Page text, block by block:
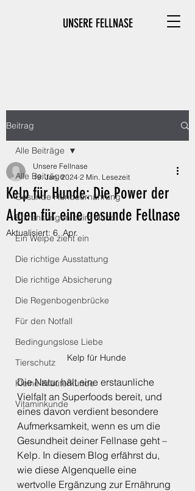
UNSERE FELLNASE
Beitrag
Alle Beiträge
Gesunde Hundeernährung
Erkrankungen beim Hund
Ein Welpe zieht ein
Die richtige Ausstattung
Die richtige Absicherung
Die Regenbogenbrücke
Für den Notfall
Bedingungslose Liebe
Tierschutz
Kleine Kräuterkunde
Vitaminkunde
Alle Beiträge
Kelp für Hunde: Die Power der
Algen für eine gesunde Fellnase
Unsere Fellnase
19. Jan. 2024 2 Min. Lesezeit
Aktualisiert: 6. Apr.
Kelp für Hunde
Die Natur hält eine erstaunliche
Vielfalt an Superfoods bereit, und
eines davon verdient besondere
Aufmerksamkeit, wenn es um die
Gesundheit deiner Fellnase geht –
Kelp. In diesem Blog erfährst du,
wie diese Algenquelle eine
wertvolle Ergänzung zur Ernährung